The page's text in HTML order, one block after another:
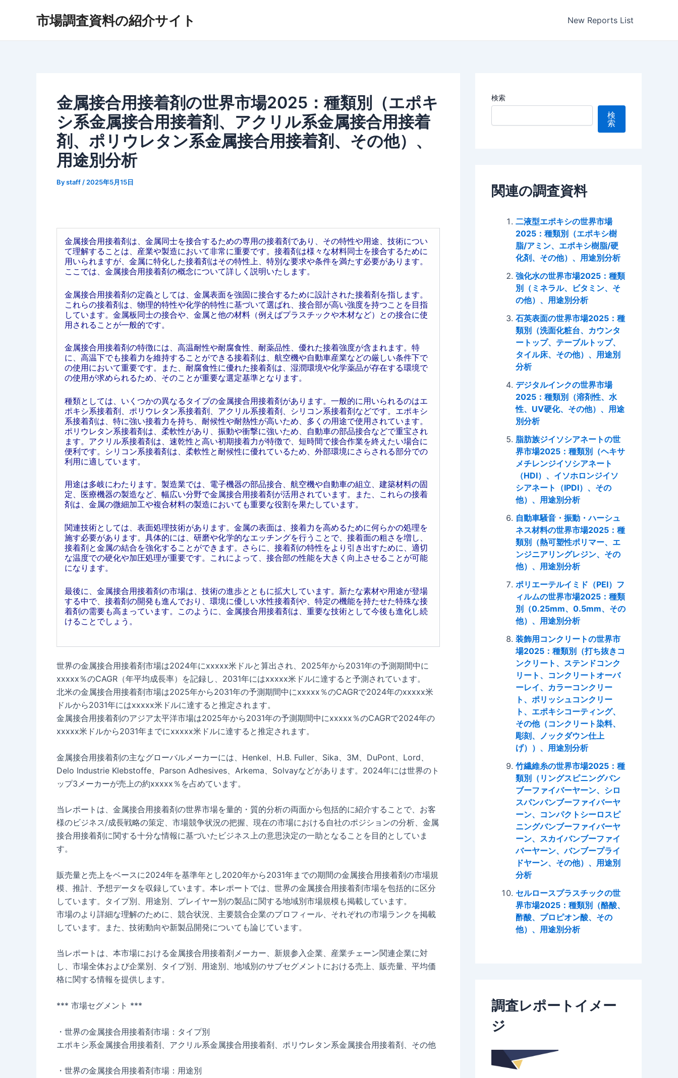
市場調査資料の紹介サイト New Reports List
金属接合用接着剤の世界市場2025：種類別（エポキ
シ系金属接合用接着剤、アクリル系金属接合用接着
剤、ポリウレタン系金属接合用接着剤、その他）、
用途別分析
Bystaff / 2025年5月15日
金属接合用接着剤は、金属同士を接合するための専用の接着剤であり、その特性や用途、技術につい
て理解することは、産業や製造において非常に重要です。接着剤は様々な材料同士を接合するために
用いられますが、金属に特化した接着剤はその特性上、特別な要求や条件を満たす必要があります。
ここでは、金属接合用接着剤の概念について詳しく説明いたします。
金属接合用接着剤の定義としては、金属表面を強固に接合するために設計された接着剤を指します。
これらの接着剤は、物理的特性や化学的特性に基づいて選ばれ、接合部が高い強度を持つことを目指
しています。金属板同士の接合や、金属と他の材料（例えばプラスチックや木材など）との接合に使
用されることが一般的です。
金属接合用接着剤の特徴には、高温耐性や耐腐食性、耐薬品性、優れた接着強度が含まれます。特
に、高温下でも接着力を維持することができる接着剤は、航空機や自動車産業などの厳しい条件下で
の使用において重要です。また、耐腐食性に優れた接着剤は、湿潤環境や化学薬品が存在する環境で
の使用が求められるため、そのことが重要な選定基準となります。
種類としては、いくつかの異なるタイプの金属接合用接着剤があります。一般的に用いられるのはエ
ポキシ系接着剤、ポリウレタン系接着剤、アクリル系接着剤、シリコン系接着剤などです。エポキシ
系接着剤は、特に強い接着力を持ち、耐候性や耐熱性が高いため、多くの用途で使用されています。
ポリウレタン系接着剤は、柔軟性があり、振動や衝撃に強いため、自動車の部品接合などで重宝され
ます。アクリル系接着剤は、速乾性と高い初期接着力が特徴で、短時間で接合作業を終えたい場合に
便利です。シリコン系接着剤は、柔軟性と耐候性に優れているため、外部環境にさらされる部分での
利用に適しています。
用途は多岐にわたります。製造業では、電子機器の部品接合、航空機や自動車の組立、建築材料の固
定、医療機器の製造など、幅広い分野で金属接合用接着剤が活用されています。また、これらの接着
剤は、金属の微細加工や複合材料の製造においても重要な役割を果たしています。
関連技術としては、表面処理技術があります。金属の表面は、接着力を高めるために何らかの処理を
施す必要があります。具体的には、研磨や化学的なエッチングを行うことで、接着面の粗さを増し、
接着剤と金属の結合を強化することができます。さらに、接着剤の特性をより引き出すために、適切
な温度での硬化や加圧処理が重要です。これによって、接合部の性能を大きく向上させることが可能
になります。
最後に、金属接合用接着剤の市場は、技術の進歩とともに拡大しています。新たな素材や用途が登場
する中で、接着剤の開発も進んでおり、環境に優しい水性接着剤や、特定の機能を持たせた特殊な接
着剤の需要も高まっています。このように、金属接合用接着剤は、重要な技術として今後も進化し続
けることでしょう。
世界の金属接合用接着剤市場は2024年にxxxxx米ドルと算出され、2025年から2031年の予測期間中に
xxxxx％のCAGR（年平均成長率）を記録し、2031年にはxxxxx米ドルに達すると予測されています。
北米の金属接合用接着剤市場は2025年から2031年の予測期間中にxxxxx％のCAGRで2024年のxxxxx米
ドルから2031年にはxxxxx米ドルに達すると推定されます。
金属接合用接着剤のアジア太平洋市場は2025年から2031年の予測期間中にxxxxx％のCAGRで2024年の
xxxxx米ドルから2031年までにxxxxx米ドルに達すると推定されます。
金属接合用接着剤の主なグローバルメーカーには、Henkel、H.B. Fuller、Sika、3M、DuPont、Lord、
Delo Industrie Klebstoffe、Parson Adhesives、Arkema、Solvayなどがあります。2024年には世界のト
ップ3メーカーが売上の約xxxxx％を占めています。
当レポートは、金属接合用接着剤の世界市場を量的・質的分析の両面から包括的に紹介することで、お客
様のビジネス/成長戦略の策定、市場競争状況の把握、現在の市場における自社のポジションの分析、金属
接合用接着剤に関する十分な情報に基づいたビジネス上の意思決定の一助となることを目的としていま
す。
販売量と売上をベースに2024年を基準年とし2020年から2031年までの期間の金属接合用接着剤の市場規
模、推計、予想データを収録しています。本レポートでは、世界の金属接合用接着剤市場を包括的に区分
しています。タイプ別、用途別、プレイヤー別の製品に関する地域別市場規模も掲載しています。
市場のより詳細な理解のために、競合状況、主要競合企業のプロフィール、それぞれの市場ランクを掲載
しています。また、技術動向や新製品開発についても論じています。
当レポートは、本市場における金属接合用接着剤メーカー、新規参入企業、産業チェーン関連企業に対
し、市場全体および企業別、タイプ別、用途別、地域別のサブセグメントにおける売上、販売量、平均価
格に関する情報を提供します。
*** 市場セグメント ***
・世界の金属接合用接着剤市場：タイプ別
エポキシ系金属接合用接着剤、アクリル系金属接合用接着剤、ポリウレタン系金属接合用接着剤、その他
・世界の金属接合用接着剤市場：用途別
検索
検
索
関連の調査資料
二液型エポキシの世界市場
2025：種類別（エポキシ樹
脂/アミン、エポキシ樹脂/硬
化剤、その他）、用途別分析
強化水の世界市場2025：種類
別（ミネラル、ビタミン、そ
の他）、用途別分析
石英表面の世界市場2025：種
類別（洗面化粧台、カウンタ
ートップ、テーブルトップ、
タイル床、その他）、用途別
分析
デジタルインクの世界市場
2025：種類別（溶剤性、水
性、UV硬化、その他）、用途
別分析
脂肪族ジイソシアネートの世
界市場2025：種類別（ヘキサ
メチレンジイソシアネート
（HDI）、イソホロンジイソ
シアネート（IPDI）、その
他）、用途別分析
自動車騒音・振動・ハーシュ
ネス材料の世界市場2025：種
類別（熱可塑性ポリマー、エ
ンジニアリングレジン、その
他）、用途別分析
ポリエーテルイミド（PEI）フ
ィルムの世界市場2025：種類
別（0.25mm、0.5mm、その
他）、用途別分析
装飾用コンクリートの世界市
場2025：種類別（打ち抜きコ
ンクリート、ステンドコンク
リート、コンクリートオーバ
ーレイ、カラーコンクリー
ト、ポリッシュコンクリー
ト、エポキシコーティング、
その他（コンクリート染料、
彫刻、ノックダウン仕上
げ））、用途別分析
竹繊維糸の世界市場2025：種
類別（リングスピニングバン
ブーファイバーヤーン、シロ
スパンバンブーファイバーヤ
ーン、コンパクトシーロスピ
ニングバンブーファイバーヤ
ーン、スカイバンブーファイ
バーヤーン、バンブープライ
ドヤーン、その他）、用途別
分析
セルロースプラスチックの世
界市場2025：種類別（酪酸、
酢酸、プロピオン酸、その
他）、用途別分析
調査レポートイメー
ジ